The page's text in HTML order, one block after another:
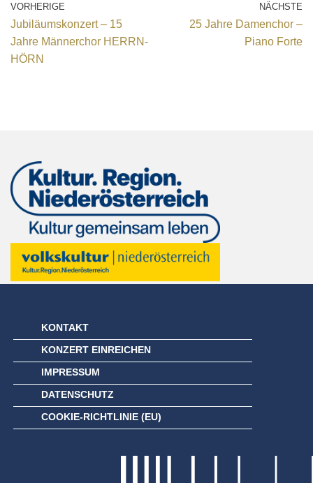
VORHERIGE
Jubiläumskonzert – 15
Jahre Männerchor HERRN-
HÖRN
NÄCHSTE
25 Jahre Damenchor –
Piano Forte
KONTAKT
KONZERT EINREICHEN
IMPRESSUM
DATENSCHUTZ
COOKIE-RICHTLINIE (EU)